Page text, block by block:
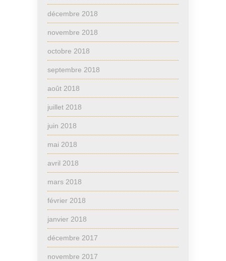
décembre 2018
novembre 2018
octobre 2018
septembre 2018
août 2018
juillet 2018
juin 2018
mai 2018
avril 2018
mars 2018
février 2018
janvier 2018
décembre 2017
novembre 2017